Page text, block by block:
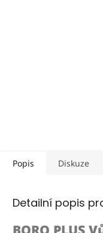
Popis Diskuze
Detailní popis